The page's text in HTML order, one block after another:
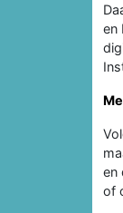
en
en
of